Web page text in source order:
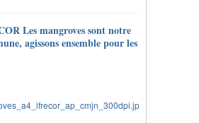
Les mangroves sont notre
agissons ensemble pour les